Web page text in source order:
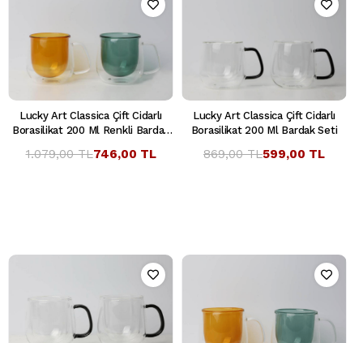
Lucky Art Classica Çift Cidarlı
Borasilikat 200 Ml Renkli Bardak
746,00 TL
1.079,00 TL
Lucky Art Classica Çift Cidarlı
Borasilikat 200 Ml Bardak Seti
599,00 TL
869,00 TL